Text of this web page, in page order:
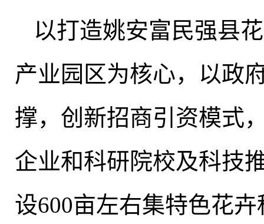
以打造姚安富民强县
产业园区为核心，以政
撑， 创新招商引资模式
企业和科研院校及科技
设600亩左右集特色花